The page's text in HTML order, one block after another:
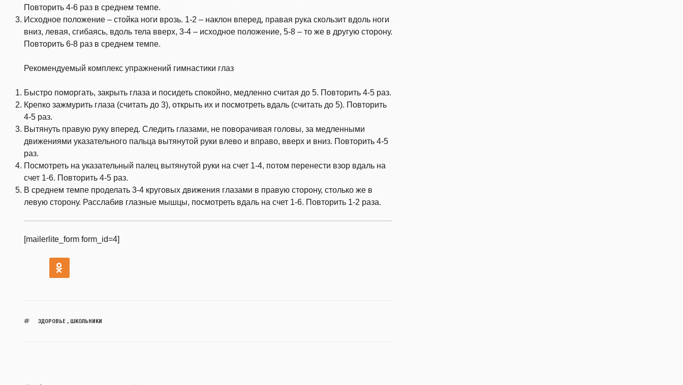
Повторить 4-6 раз в среднем темпе.
Исходное положение – стойка ноги врозь. 1-2 – наклон вперед, правая рука скользит вдоль ноги
вниз, левая, сгибаясь, вдоль тела вверх, 3-4 – исходное положение, 5-8 – то же в другую сторону.
Повторить 6-8 раз в среднем темпе.
Рекомендуемый комплекс упражнений гимнастики глаз
Быстро поморгать, закрыть глаза и посидеть спокойно, медленно считая до 5. Повторить 4-5 раз.
Крепко зажмурить глаза (считать до 3), открыть их и посмотреть вдаль (считать до 5). Повторить
4-5 раз.
Вытянуть правую руку вперед. Следить глазами, не поворачивая головы, за медленными
движениями указательного пальца вытянутой руки влево и вправо, вверх и вниз. Повторить 4-5
раз.
Посмотреть на указательный палец вытянутой руки на счет 1-4, потом перенести взор вдаль на
счет 1-6. Повторить 4-5 раз.
В среднем темпе проделать 3-4 круговых движения глазами в правую сторону, столько же в
левую сторону. Расслабив глазные мышцы, посмотреть вдаль на счет 1-6. Повторить 1-2 раза.
[mailerlite_form form_id=4]
ЗДОРОВЬЕ, ШКОЛЬНИКИ